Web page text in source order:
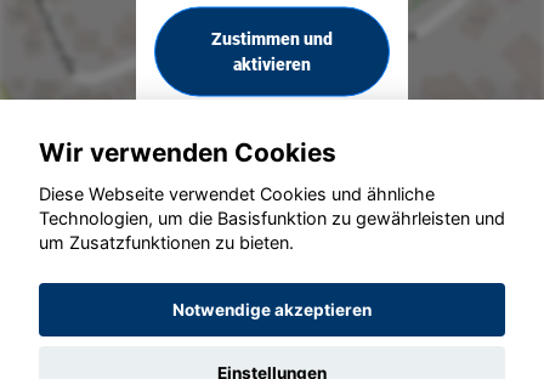
Zustimmen und
aktivieren
© konjunkturmotor.de GmbH 2020 - 2026
Wir verwenden Cookies
Diese Webseite verwendet Cookies und ähnliche
Technologien, um die Basisfunktion zu gewährleisten und
um Zusatzfunktionen zu bieten.
Notwendige akzeptieren
Einstellungen